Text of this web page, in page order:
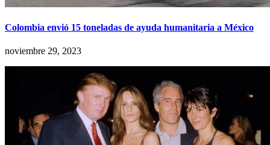
Colombia envió 15 toneladas de ayuda humanitaria a México
noviembre 29, 2023